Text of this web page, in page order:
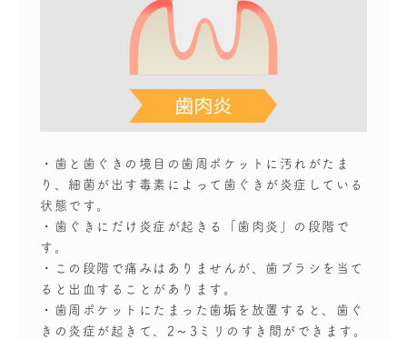
・歯と歯ぐきの境目の歯周ポケットに汚れがたま
り、細菌が出す毒素によって歯ぐきが炎症している
状態です。
・歯ぐきにだけ炎症が起きる「歯肉炎」の段階で
す。
・この段階で痛みはありませんが、歯ブラシを当て
ると出血することがあります。
・歯周ポケットにたまった歯垢を放置すると、歯ぐ
きの炎症が起きて、2～3ミリのすき間ができます。